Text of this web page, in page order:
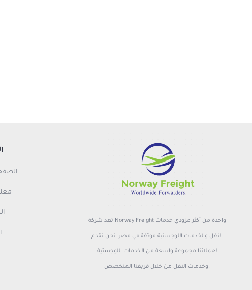
تعد شركة Norway Freight واحدة من أكثر مزودي خدمات
النقل والخدمات اللوجستية موثقة في مصر. نحن نقدم
لعملائنا مجموعة واسعة من الخدمات اللوجستية
وخدمات النقل من خلال فريقنا المتخصص.